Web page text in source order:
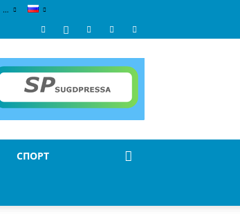
…
СПОРТ